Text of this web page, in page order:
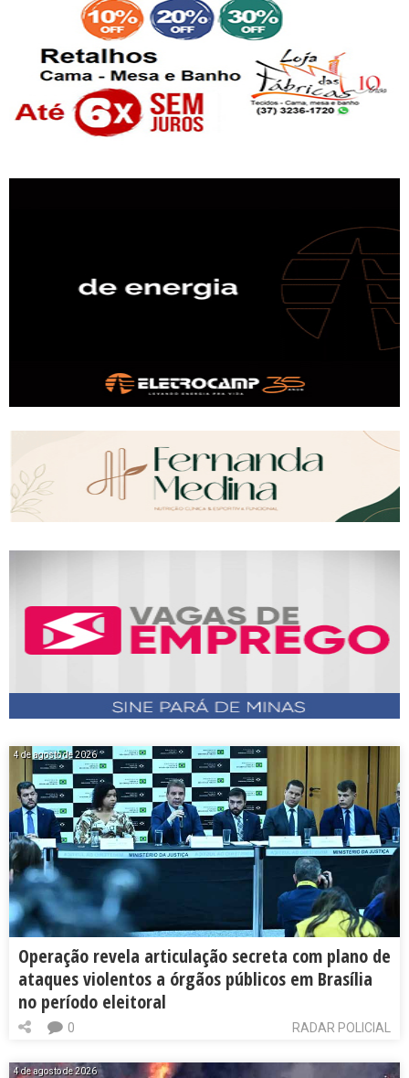
4 de agosto de 2026
Operação revela articulação secreta com plano de
ataques violentos a órgãos públicos em Brasília
no período eleitoral
RADAR POLICIAL
0
4 de agosto de 2026